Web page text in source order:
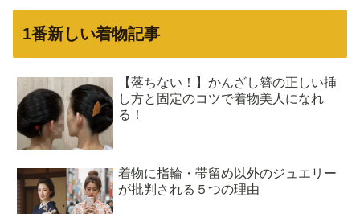
1番新しい着物記事
【落ちない！】かんざし簪の正しい挿
し方と固定のコツで着物美人になれ
る！
着物に指輪・帯留め以外のジュエリー
が批判される５つの理由